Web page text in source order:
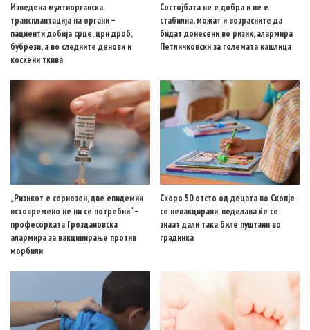
Изведена мултиорганска
трансплантација на органи –
пациенти добија срце, црн дроб,
бубрези, а во следните денови и
коскени ткива
Состојбата не е добра и не е
стабилна, можат и возрасните да
бидат донесени во ризик, алармира
Петличковски за големата кашлица
„Ризикот е сериозен, две епидемии
истовремено не ни се потребни“ –
професорката Гроздановска
алармира за вакцинирање против
морбили
Скоро 50 отсто од децата во Скопје
се невакцирани, неделава ќе се
знаат дали така биле пуштани во
градинка